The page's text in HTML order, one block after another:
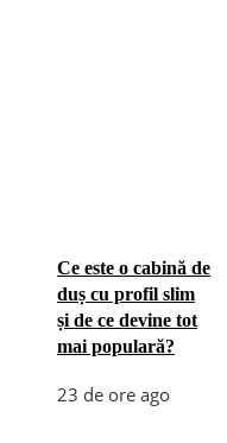
Ce este o cabină de
duș cu profil slim
și de ce devine tot
mai populară?
23 de ore ago